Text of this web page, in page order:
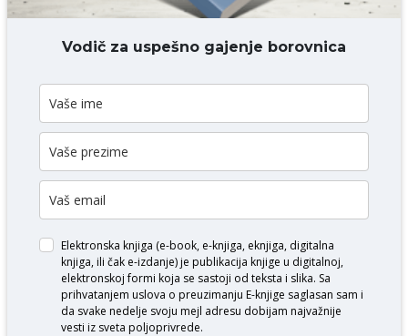
DODAJ KOMENTAR
Vodič za uspešno gajenje borovnica
Elektronska knjiga (e-book, e-knjiga, eknjiga, digitalna
knjiga, ili čak e-izdanje) je publikacija knjige u digitalnoj,
elektronskoj formi koja se sastoji od teksta i slika. Sa
prihvatanjem uslova o preuzimanju E-knjige saglasan sam i
da svake nedelje svoju mejl adresu dobijam najvažnije
vesti iz sveta poljoprivrede.